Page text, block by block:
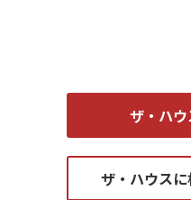
ザ・ハ
ザ・ハウス